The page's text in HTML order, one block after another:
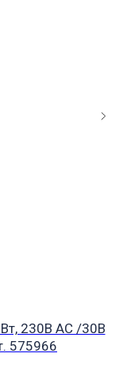
230В AC /30В
575966